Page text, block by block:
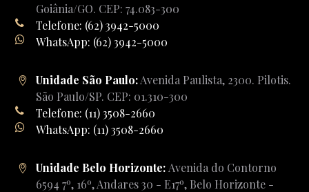
Goiânia/GO. CEP: 74.083-300
Telefone: (62) 3942-5000
WhatsApp: (62) 3942-5000
Unidade São Paulo:Avenida Paulista, 2300. Pilotis.
São Paulo/SP. CEP: 01.310-300
Telefone: (11) 3508-2660
WhatsApp: (11) 3508-2660
Unidade Belo Horizonte: Avenida do Contorno
6594 7º, 16º, Andares 30 - E17º, Belo Horizonte -